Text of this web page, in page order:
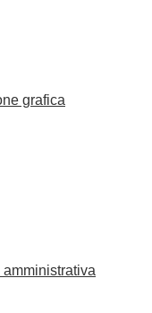
grafica